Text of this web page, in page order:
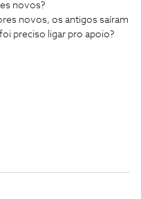
novos?
novos, os antigos saíram
preciso ligar pro apoio?